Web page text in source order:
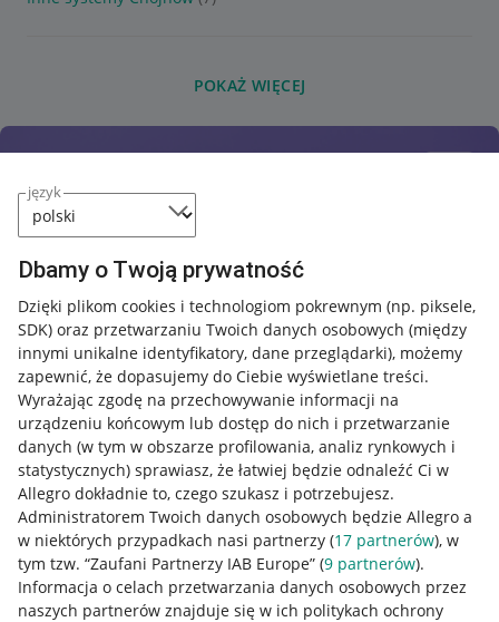
język
Dbamy o Twoją prywatność
Dzięki plikom cookies i technologiom pokrewnym (np. piksele,
SDK) oraz przetwarzaniu Twoich danych osobowych (między
innymi unikalne identyfikatory, dane przeglądarki), możemy
zapewnić, że dopasujemy do Ciebie wyświetlane treści.
Wyrażając zgodę na przechowywanie informacji na
urządzeniu końcowym lub dostęp do nich i przetwarzanie
danych (w tym w obszarze profilowania, analiz rynkowych i
statystycznych) sprawiasz, że łatwiej będzie odnaleźć Ci w
Allegro dokładnie to, czego szukasz i potrzebujesz.
Administratorem Twoich danych osobowych będzie Allegro a
w niektórych przypadkach nasi partnerzy (17 partnerów), w
tym tzw. “Zaufani Partnerzy IAB Europe” (9 partnerów).
Informacja o celach przetwarzania danych osobowych przez
naszych partnerów znajduje się w ich politykach ochrony
POKAŻ WIĘCEJ
Przydatne informacje